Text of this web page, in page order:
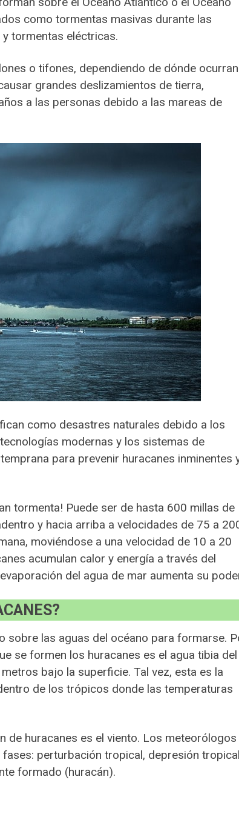
como tormentas masivas durante las
tormentas eléctricas.
o tifones, dependiendo de dónde
grandes deslizamientos de tierra,
a las personas debido a las mareas de
como desastres naturales debido a los
modernas y los sistemas de
para prevenir huracanes inminentes
tormenta! Puede ser de hasta 600 millas de
y hacia arriba a velocidades de 75 a
moviéndose a una velocidad de 10 a 20
acumulan calor y energía a través del
del agua de mar aumenta su
sobre las aguas del océano para formarse.
se formen los huracanes es el agua tibia del
bajo la superficie. Tal vez, esta es la
de los trópicos donde las temperaturas
de huracanes es el viento. Los meteorólogos
perturbación tropical, depresión
formado (huracán).